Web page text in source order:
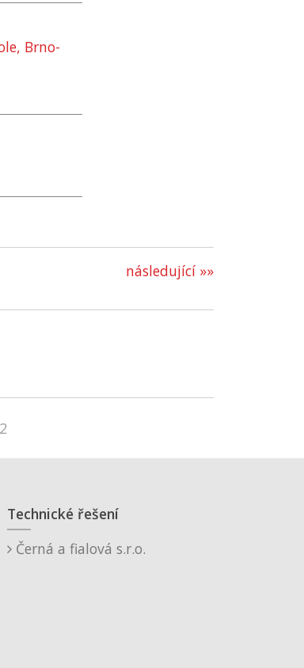
Brno-
následující »»
Technické řešení
Černá a fialová s.r.o.